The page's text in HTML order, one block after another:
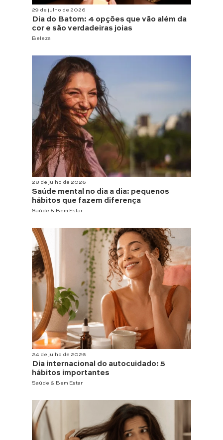
29 de julho de 2026
Dia do Batom: 4 opções que vão além da
cor e são verdadeiras joias
Beleza
28 de julho de 2026
Saúde mental no dia a dia: pequenos
hábitos que fazem diferença
Saúde & Bem Estar
24 de julho de 2026
Dia internacional do autocuidado: 5
hábitos importantes
Saúde & Bem Estar